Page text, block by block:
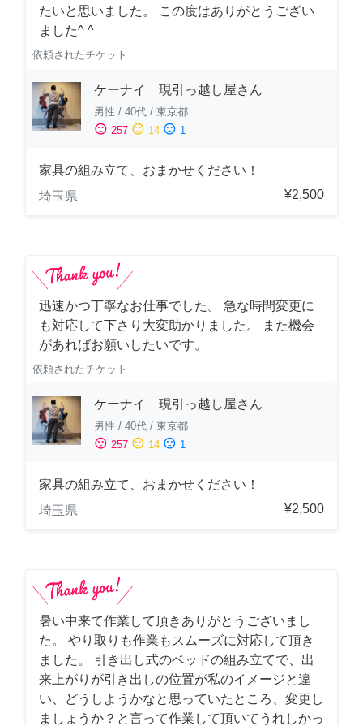
たいと思いました。 この度はありがとうござい
ました^ ^
依頼されたチケット
ケーナイ 現引っ越し屋さん
男性 / 40代 / 東京都
sentiment_satisfied 257 sentiment_neutral 14 sentiment_dissatisfied 1
家具の組み立て、おまかせください！
埼玉県
¥2,500
迅速かつ丁寧なお仕事でした。 急な時間変更に
も対応して下さり大変助かりました。 また機会
があればお願いしたいです。
依頼されたチケット
ケーナイ 現引っ越し屋さん
男性 / 40代 / 東京都
sentiment_satisfied 257 sentiment_neutral 14 sentiment_dissatisfied 1
家具の組み立て、おまかせください！
埼玉県
¥2,500
暑い中来て作業して頂きありがとうございまし
た。 やり取りも作業もスムーズに対応して頂き
ました。 引き出し式のベッドの組み立てで、出
来上がりが引き出しの位置が私のイメージと違
い、どうしようかなと思っていたところ、変更し
ましょうか？と言って作業して頂いてうれしかっ